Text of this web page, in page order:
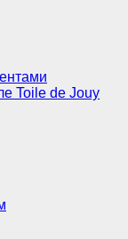
Toile de Jouy